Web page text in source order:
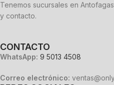
Tenemos sucursales en
y contacto.
CONTACTO
WhatsApp: 9 5013 4508
Correo electrónico: